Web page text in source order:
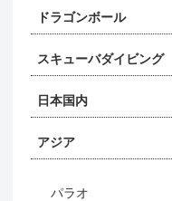
ドラゴンボール
スキューバダイビング
日本国内
アジア
パラオ